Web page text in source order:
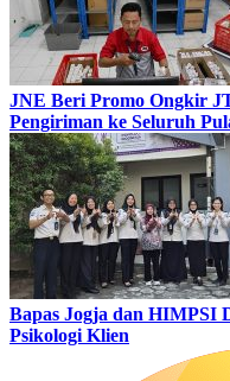
JNE Beri Promo Ongkir
Pengiriman ke Seluruh
Bapas Jogja dan HIMPSI
Psikologi Klien